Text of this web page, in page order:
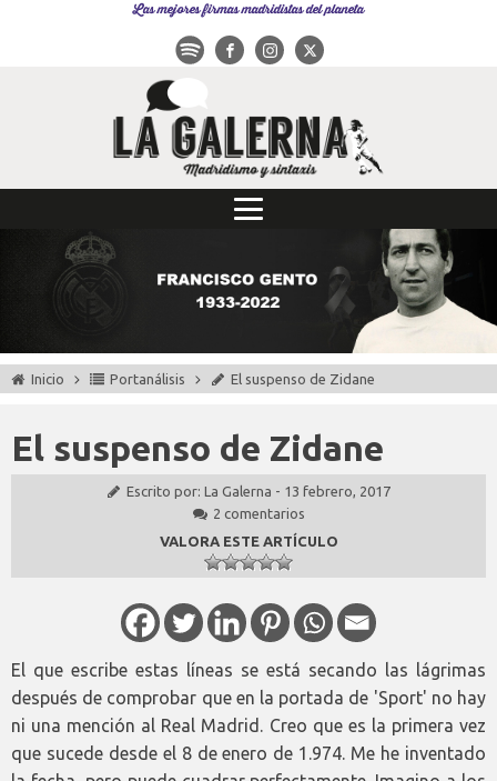
Las mejores firmas madridistas del planeta
Inicio Portanálisis El suspenso de Zidane
El suspenso de Zidane
Escrito por: La Galerna - 13 febrero, 2017
2 comentarios
VALORA ESTE ARTÍCULO
El que escribe estas líneas se está secando las lágrimas
después de comprobar que en la portada de 'Sport' no hay
ni una mención al Real Madrid. Creo que es la primera vez
que sucede desde el 8 de enero de 1.974. Me he inventado